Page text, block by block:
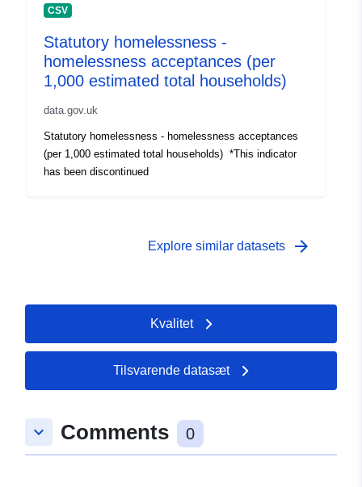
CSV
Statutory homelessness -
homelessness acceptances (per
1,000 estimated total households)
data.gov.uk
Statutory homelessness - homelessness acceptances
(per 1,000 estimated total households) *This indicator
has been discontinued
Explore similar datasets arrow_forward
Kvalitet
Tilsvarende datasæt
keyboard_arrow_down Comments 0